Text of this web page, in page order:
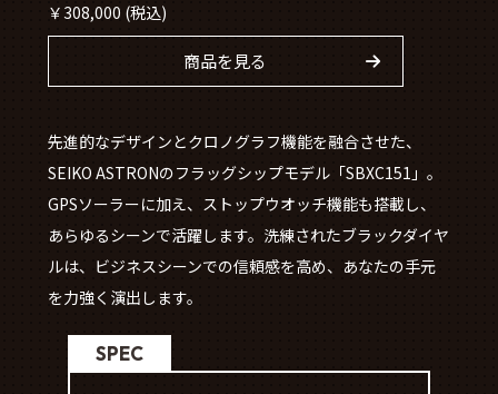
￥308,000 (税込)
商品を見る
先進的なデザインとクロノグラフ機能を融合させた、
SEIKO ASTRONのフラッグシップモデル「SBXC151」。
GPSソーラーに加え、ストップウオッチ機能も搭載し、
あらゆるシーンで活躍します。洗練されたブラックダイヤ
ルは、ビジネスシーンでの信頼感を高め、あなたの手元
を力強く演出します。
SPEC